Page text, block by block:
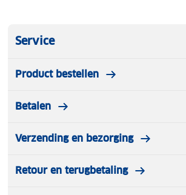
Service
Product bestellen
Betalen
Verzending en bezorging
Retour en terugbetaling